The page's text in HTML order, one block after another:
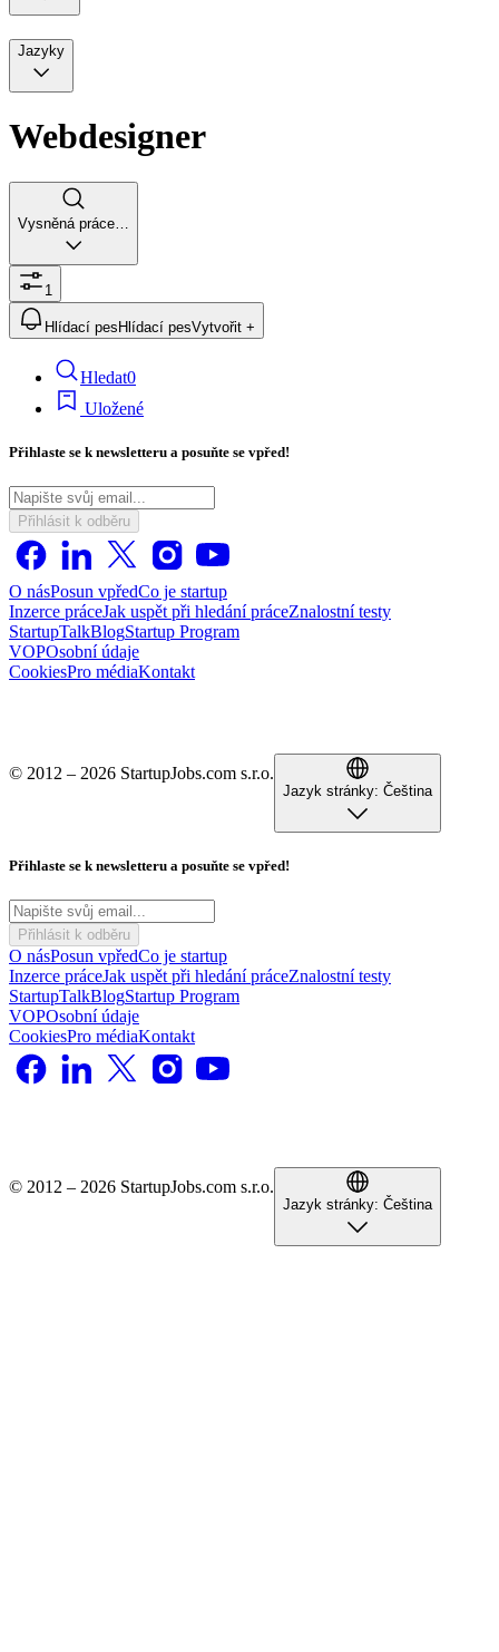
Jazyky
Webdesigner
Vysněná práce…
1
Hlídací pesHlídací pesVytvořit +
Hledat0
Uložené
Přihlaste se k newsletteru a posuňte se vpřed!
Přihlásit k odběru
O násPosun vpředCo je startup
Inzerce práceJak uspět při hledání práceZnalostní testy
StartupTalkBlogStartup Program
VOPOsobní údaje
CookiesPro médiaKontakt
© 2012 – 2026 StartupJobs.com s.r.o.
Jazyk stránky: Čeština
Přihlaste se k newsletteru a posuňte se vpřed!
Přihlásit k odběru
O násPosun vpředCo je startup
Inzerce práceJak uspět při hledání práceZnalostní testy
StartupTalkBlogStartup Program
VOPOsobní údaje
CookiesPro médiaKontakt
© 2012 – 2026 StartupJobs.com s.r.o.
Jazyk stránky: Čeština